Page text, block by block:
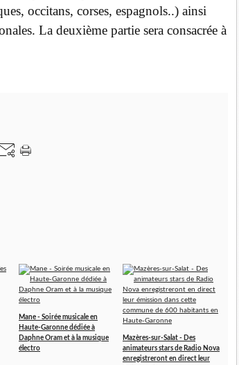
occitans, corses, espagnols..) ainsi
La deuxième partie sera consacrée à
Mane - Soirée musicale en
Haute-Garonne dédiée à
Daphne Oram et à la musique
électro
Mazères-sur-Salat - Des
animateurs stars de Radio Nova
enregistreront en direct leur